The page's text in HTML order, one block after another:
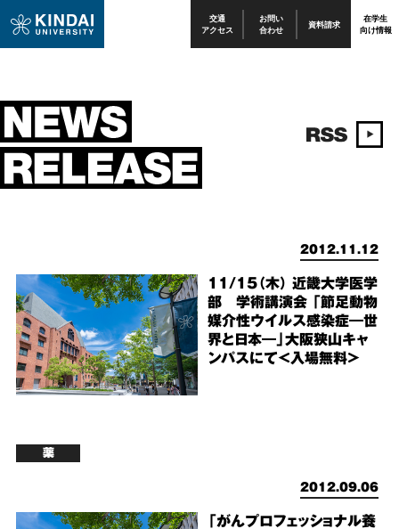
交通
アクセス
お問い
合わせ 資料請求 在学生
向け情報
2012.11.12
11/15（木） 近畿大学医学
部 学術講演会 「節足動物
媒介性ウイルス感染症―世
界と日本―」大阪狭山キャ
ンパスにて＜入場無料＞
薬
2012.09.06
「がんプロフェッショナル養